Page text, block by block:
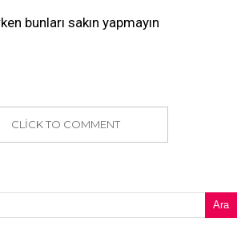
bunları sakın yapmayın
CLICK TO COMMENT